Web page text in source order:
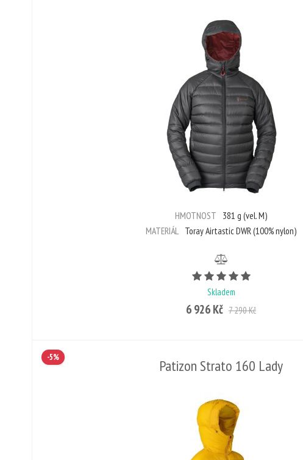
HMOTNOST 381 g (vel. M)
MATERIÁL
Toray Airtastic DWR (100% nylon)
Skladem
6 926 Kč 7 290 Kč
-5% Patizon Strato 160 Lady